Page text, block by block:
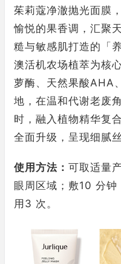
茱莉蔻净澈抛光面膜
愉悦的果香调，汇聚
糙与敏感肌打造的「
澳活机农场植萃为核
萝酶、天然果酸AHA
地，在温和代谢老废
时，融入植物精华复
全面升级，呈现细腻
使用方法： 可取适量
眼周区域；敷10 分
用3 次。